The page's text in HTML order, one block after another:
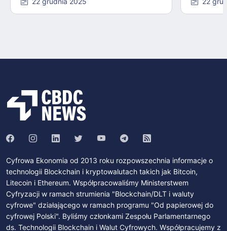
Cyfrowa Ekonomia od 2013 roku rozpowszechnia informacje o
technologii Blockchain i kryptowalutach takich jak Bitcoin,
Litecoin i Ethereum. Współpracowaliśmy Ministerstwem
Cyfryzacji w ramach strumienia "Blockchain/DLT i waluty
cyfrowe" działającego w ramach programu "Od papierowej do
cyfrowej Polski". Byliśmy członkami Zespołu Parlamentarnego
ds. Technologii Blockchain i Walut Cyfrowych. Współpracujemy z